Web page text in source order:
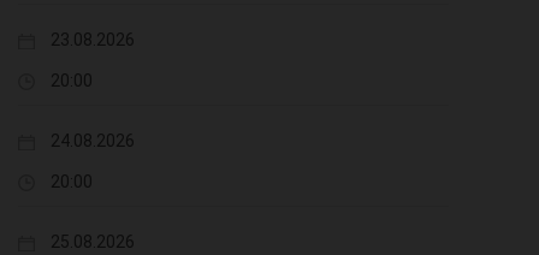
23.08.2026
20:00
24.08.2026
20:00
25.08.2026